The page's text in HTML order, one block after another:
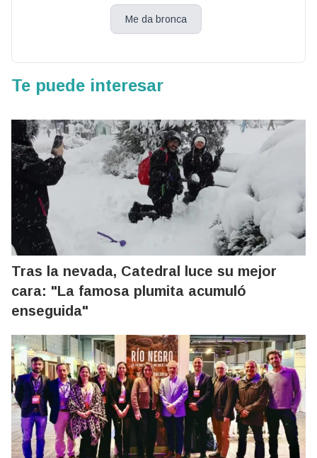
Me da bronca
Te puede interesar
Tras la nevada, Catedral luce su mejor
cara: "La famosa plumita acumuló
enseguida"